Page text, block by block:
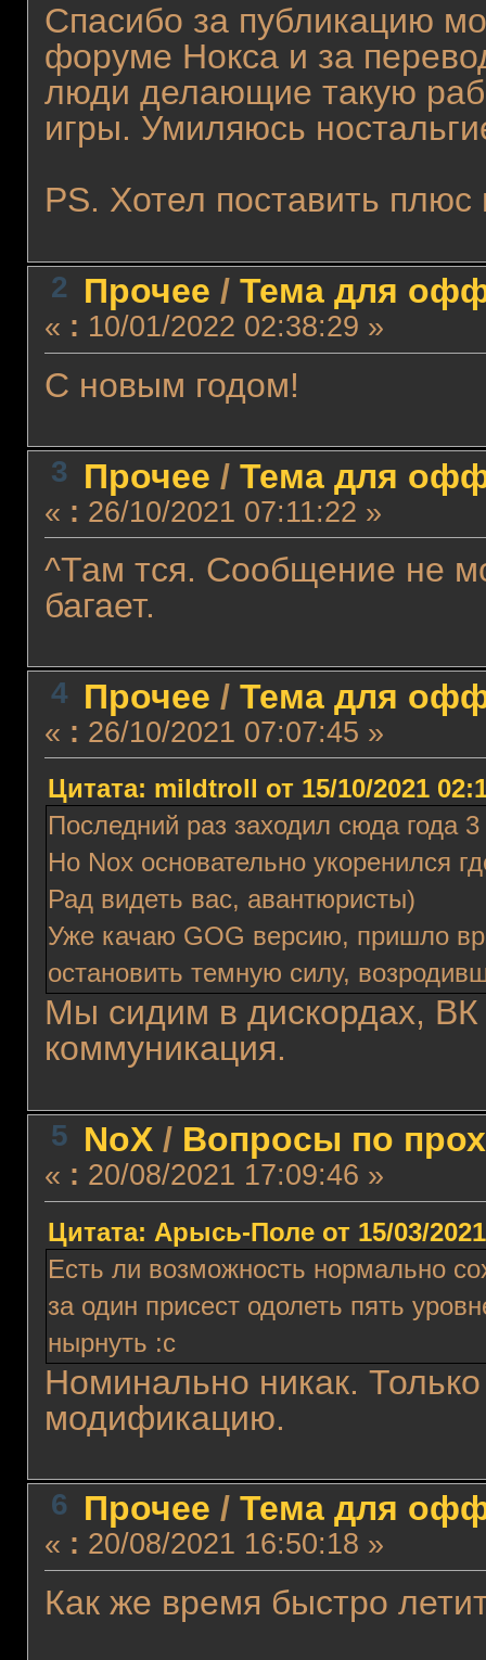
Спасибо за публикацию
форуме Нокса и за
люди делающие такую
игры. Умиляюсь
PS. Хотел поставить
2 Прочее / Тема для
« : 10/01/2022 02:38:29 »
С новым годом!
3 Прочее / Тема для
« : 26/10/2021 07:11:22 »
^Там тся. Сообщение не
багает.
4 Прочее / Тема для
« : 26/10/2021 07:07:45 »
Цитата: mildtroll от 15/10/2021
Последний раз заходил сюда года 3
Но Nox основательно укоренился
Рад видеть вас, авантюристы)
Уже качаю GOG версию, пришло
остановить темную силу,
Мы сидим в дискордах, ВК
коммуникация.
5 NoX/ Вопросы по
« : 20/08/2021 17:09:46 »
Цитата: Арысь-Поле от 15/03/
Есть ли возможность нормально
за один присест одолеть пять
нырнуть :с
Номинально никак.
модификацию.
6 Прочее / Тема для
« : 20/08/2021 16:50:18 »
Как же время быстро